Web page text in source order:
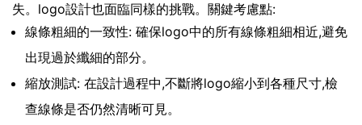
失。logo設計也面臨同樣的挑戰。關鍵考慮點:
線條粗細的一致性: 確保logo中的所有線條粗細相近,避免
出現過於纖細的部分。
縮放測試: 在設計過程中,不斷將logo縮小到各種尺寸,檢
查線條是否仍然清晰可見。